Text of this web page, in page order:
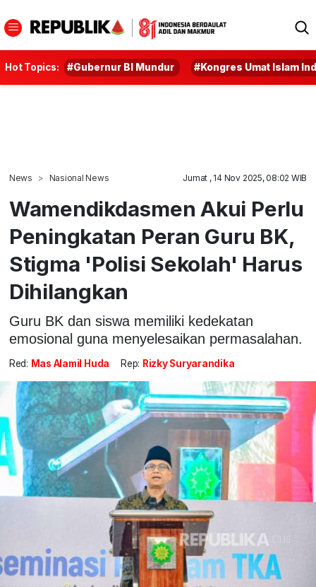
Hot Topics: #Gubernur BI Mundur #Kongres Umat Islam
News Nasional News Jumat , 14 Nov 2025, 08:02 WIB
Wamendikdasmen Akui Perlu
Peningkatan Peran Guru BK,
Stigma 'Polisi Sekolah' Harus
Dihilangkan
Guru BK dan siswa memiliki kedekatan
emosional guna menyelesaikan permasalahan.
Red: Mas Alamil Huda Rep: Rizky Suryarandika